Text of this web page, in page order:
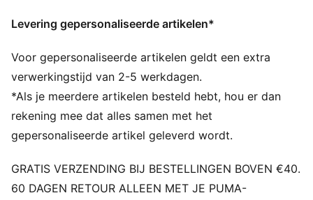
Levering gepersonaliseerde artikelen*
Voor gepersonaliseerde artikelen geldt een extra
verwerkingstijd van 2-5 werkdagen.
*Als je meerdere artikelen besteld hebt, hou er dan
rekening mee dat alles samen met het
gepersonaliseerde artikel geleverd wordt.
GRATIS VERZENDING BIJ BESTELLINGEN BOVEN €40.
60 DAGEN RETOUR ALLEEN MET JE PUMA-